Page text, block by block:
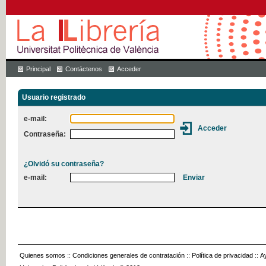
Principal Contáctenos Acceder
Usuario registrado
e-mail:
Contraseña:
¿Olvidó su contraseña?
e-mail:
Quienes somos :: Condiciones generales de contratación :: Política de privacidad ::